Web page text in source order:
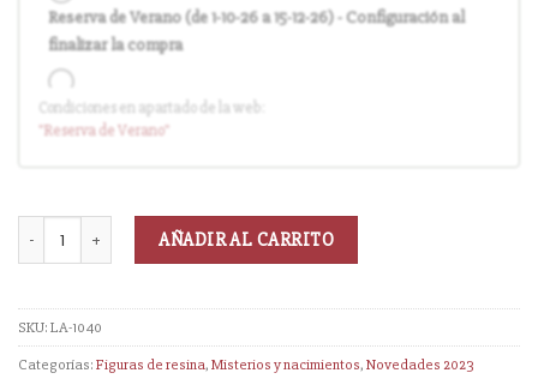
Reserva de Verano (de 1-10-26 a 15-12-26) - Configuración al
finalizar la compra
Entrega en cuanto el pedido esté disponible (sin descuento)
Condiciones en apartado de la web:
"Reservade Verano"
AÑADIR AL CARRITO
SKU:LA-1040
Categorías:Figuras de resina,Misterios y nacimientos,Novedades 2023